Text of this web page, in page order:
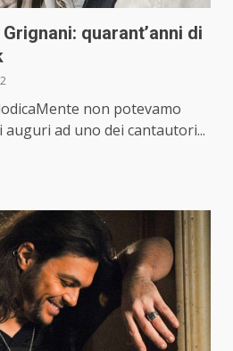
quarant’anni di
non potevamo
ad uno dei cantautori...